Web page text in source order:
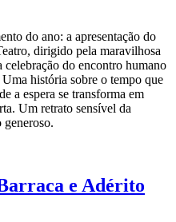
do ano: a apresentação do
dirigido pela maravilhosa
do encontro humano
história sobre o tempo que
a espera se transforma em
Um retrato sensível da
generoso.
e Adérito